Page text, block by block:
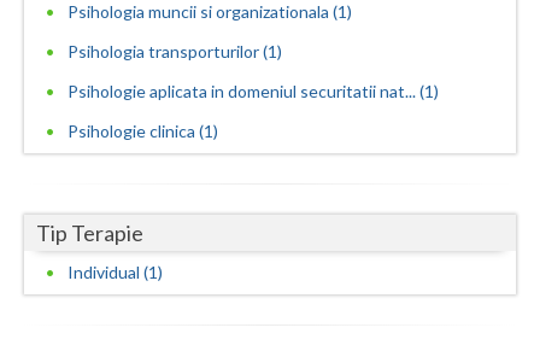
Satu-Mare
Sibiu
Timis
Tulcea
Psihologia muncii si organizationala (1)
Psihologia transporturilor (1)
Psihologie aplicata in domeniul securitatii nat... (1)
Psihologie clinica (1)
Tip Terapie
Individual (1)